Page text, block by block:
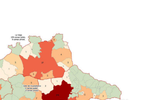
de los últimos